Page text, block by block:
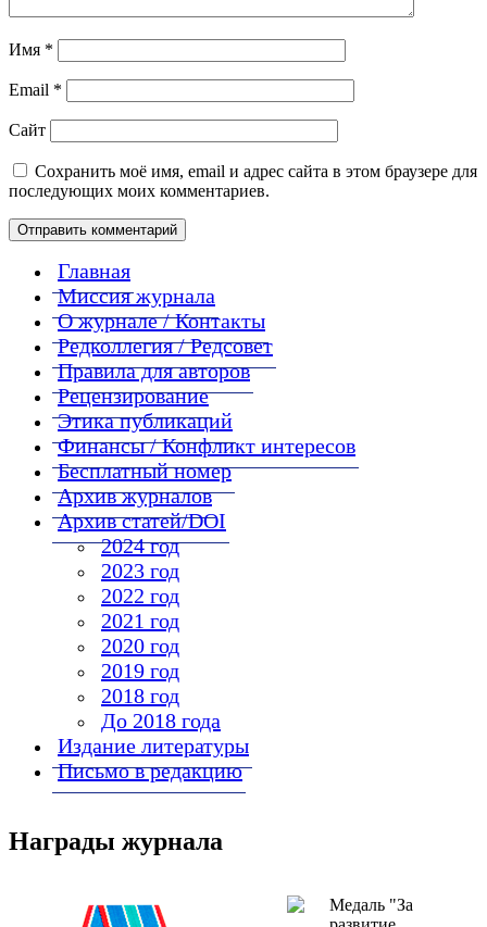
Имя *
Email *
Сайт
Сохранить моё имя, email и адрес сайта в этом браузере для
последующих моих комментариев.
Главная
Миссия журнала
О журнале / Контакты
Редколлегия / Редсовет
Правила для авторов
Рецензирование
Этика публикаций
Финансы / Конфликт интересов
Бесплатный номер
Архив журналов
Архив статей/DOI
2024 год
2023 год
2022 год
2021 год
2020 год
2019 год
2018 год
До 2018 года
Издание литературы
Письмо в редакцию
Награды журнала